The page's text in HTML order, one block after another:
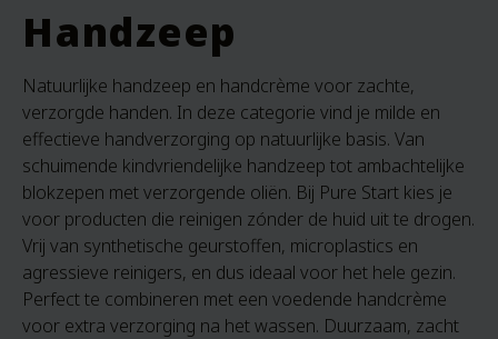
Handzeep
Natuurlijke handzeep en handcrème voor zachte,
verzorgde handen. In deze categorie vind je milde en
effectieve handverzorging op natuurlijke basis. Van
schuimende kindvriendelijke handzeep tot ambachtelijke
blokzepen met verzorgende oliën. Bij Pure Start kies je
voor producten die reinigen zónder de huid uit te drogen.
Vrij van synthetische geurstoffen, microplastics en
agressieve reinigers, en dus ideaal voor het hele gezin.
Perfect te combineren met een voedende handcrème
voor extra verzorging na het wassen. Duurzaam, zacht